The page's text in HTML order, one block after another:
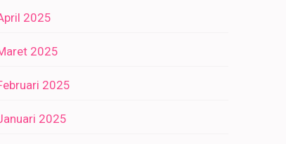
2025
2025
2025
2025